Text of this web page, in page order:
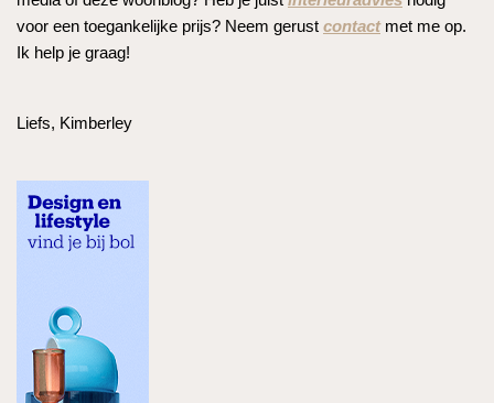
voor een toegankelijke prijs? Neem gerust contactmet me op.
Ik help je graag!
Liefs, Kimberley